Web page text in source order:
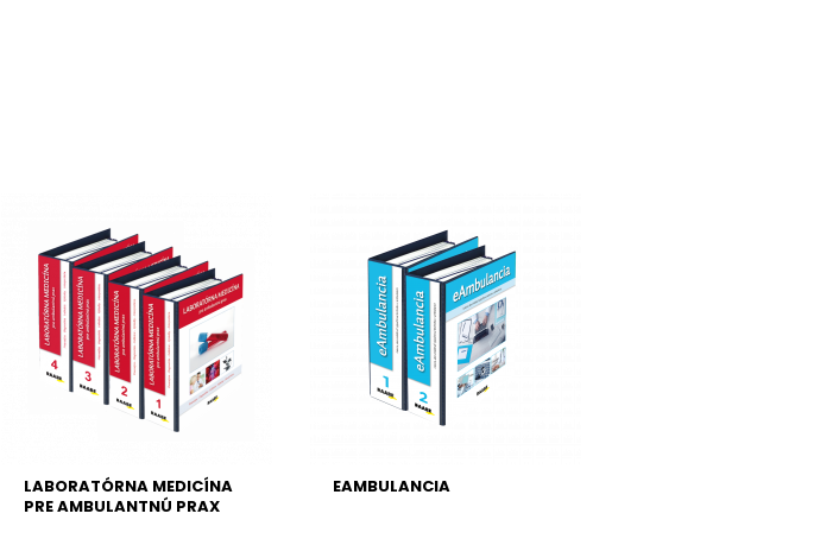
LABORATÓRNA MEDICÍNA
PRE AMBULANTNÚ PRAX
EAMBULANCIA